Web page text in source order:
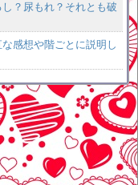
？尿もれ？それとも破
感想や階ごとに説明し